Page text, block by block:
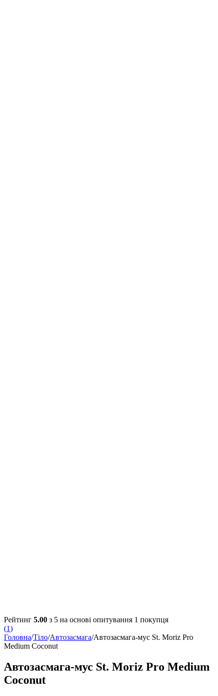
Рейтинг 5.00 з 5 на основі опитування 1 покупця
(1)
Головна/Тіло/Автозасмага/Автозасмага-мус St. Moriz Pro
Medium Coconut
Автозасмага-мус St. Moriz Pro Medium
Coconut